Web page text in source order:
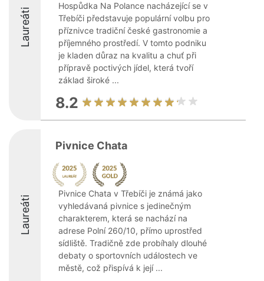
Laureáti
Hospůdka Na Polance nacházející se v
Třebíči představuje populární volbu pro
příznivce tradiční české gastronomie a
příjemného prostředí. V tomto podniku
je kladen důraz na kvalitu a chuť při
přípravě poctivých jídel, která tvoří
základ široké ...
8.2
Laureáti
Pivnice Chata
Pivnice Chata v Třebíči je známá jako
vyhledávaná pivnice s jedinečným
charakterem, která se nachází na
adrese Polní 260/10, přímo uprostřed
sídliště. Tradičně zde probíhaly dlouhé
debaty o sportovních událostech ve
městě, což přispívá k její ...